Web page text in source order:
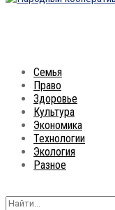
Семья
Право
Здоровье
Культура
Экономика
Технологии
Экология
Разное